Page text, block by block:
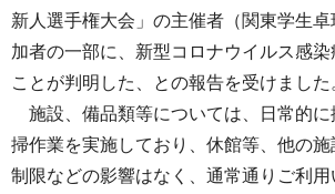
新人選手権大会」の主催者（関東学生
加者の一部に、新型コロナウイルス感
ことが判明した、との報告を受けました
施設、備品類等については、日常的に
掃作業を実施しており、休館等、他の施
制限などの影響はなく、通常通りご利用